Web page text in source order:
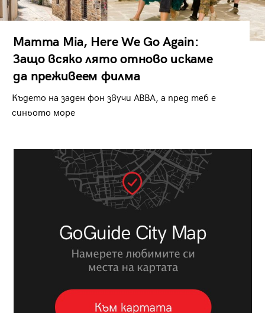
Mamma Mia, Here We Go Again:
Защо всяко лято отново искаме
да преживеем филма
Където на заден фон звучи ABBA, а пред теб е
синьото море